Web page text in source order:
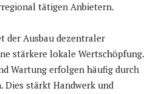
tätigen Anbietern.
der Ausbau dezentraler
stärkere lokale Wertschöpfung.
Wartung erfolgen häufig durch
Dies stärkt Handwerk und